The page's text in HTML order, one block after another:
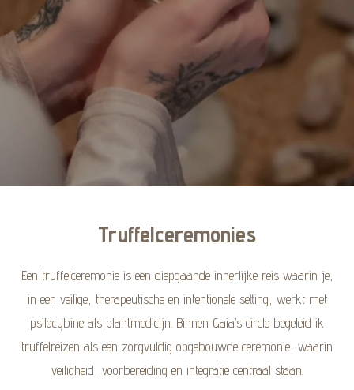
Truffelceremonies
Een truffelceremonie is een diepgaande innerlijke reis waarin je,
in een veilige, therapeutische en intentionele setting, werkt met
psilocybine als plantmedicijn. Binnen Gaia’s circle begeleid ik
truffelreizen als een zorgvuldig opgebouwde ceremonie, waarin
veiligheid, voorbereiding en integratie centraal staan.